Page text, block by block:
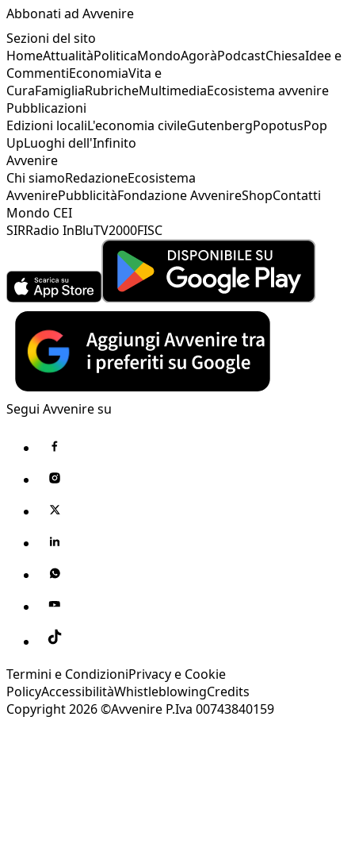
Abbonati ad Avvenire
Sezioni del sito
HomeAttualitàPoliticaMondoAgoràPodcastChiesaIdee e
CommentiEconomiaVita e
CuraFamigliaRubricheMultimediaEcosistema avvenire
Pubblicazioni
Edizioni localiL'economia civileGutenbergPopotusPop
UpLuoghi dell'Infinito
Avvenire
Chi siamoRedazioneEcosistema
AvvenirePubblicitàFondazione AvvenireShopContatti
Mondo CEI
SIRRadio InBluTV2000FISC
Segui Avvenire su
Termini e CondizioniPrivacy e Cookie
PolicyAccessibilitàWhistleblowingCredits
Copyright 2026 ©Avvenire P.Iva 00743840159